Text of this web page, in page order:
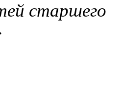
старшего